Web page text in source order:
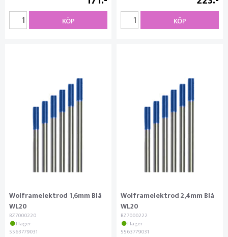
KÖP KÖP
Wolframelektrod 1,6mm Blå
WL20
BZ7000220
I lager
5563779031
Wolframelektrod 2,4mm Blå
WL20
BZ7000222
I lager
5563779031